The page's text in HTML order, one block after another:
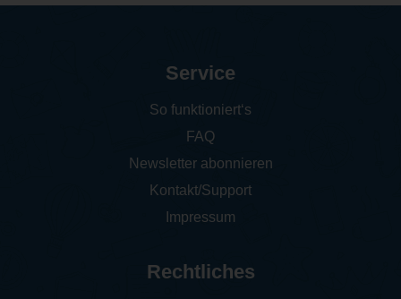
Service
So funktioniert‘s
FAQ
Newsletter abonnieren
Kontakt/Support
Impressum
Rechtliches